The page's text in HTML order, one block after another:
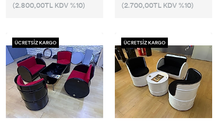
(2.800,00TL KDV %10) (2.700,00TL KDV %10)
ÜCRETSİZ KARGO ÜCRETSİZ KARGO